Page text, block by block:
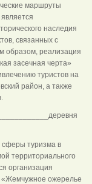
маршруты
наследия
связанных с
образом, реализация
засечная черта»
туристов на
район, а также
сферы туризма в
территориального
организация
«Жемчужное ожерелье